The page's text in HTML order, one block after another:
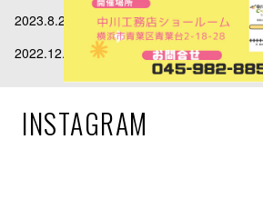
2023.8.25
インスタ随時更新中です
2022.12.28
施工事例を追加しました。
INSTAGRAM